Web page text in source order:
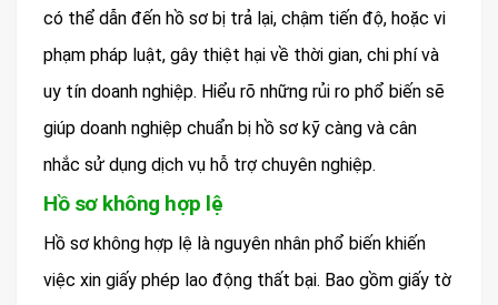
có thể dẫn đến hồ sơ bị trả lại, chậm tiến độ, hoặc vi
phạm pháp luật, gây thiệt hại về thời gian, chi phí và
uy tín doanh nghiệp. Hiểu rõ những rủi ro phổ biến sẽ
giúp doanh nghiệp chuẩn bị hồ sơ kỹ càng và cân
nhắc sử dụng dịch vụ hỗ trợ chuyên nghiệp.
Hồ sơ không hợp lệ
Hồ sơ không hợp lệ là nguyên nhân phổ biến khiến
việc xin giấy phép lao động thất bại. Bao gồm giấy tờ